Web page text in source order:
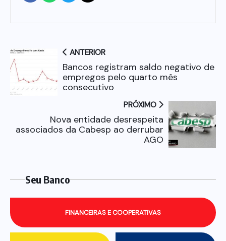
ANTERIOR
Bancos registram saldo negativo de
empregos pelo quarto mês
consecutivo
PRÓXIMO
Nova entidade desrespeita
associados da Cabesp ao derrubar
AGO
Seu Banco
FINANCEIRAS E COOPERATIVAS